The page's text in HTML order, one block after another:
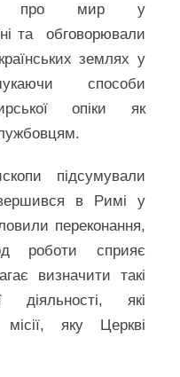
про мир у
та обговорювали
землях у
способи
опіки як
підсумували
в Римі у
переконання,
роботи сприяє
визначити такі
діяльності, які
місії, яку Церкві